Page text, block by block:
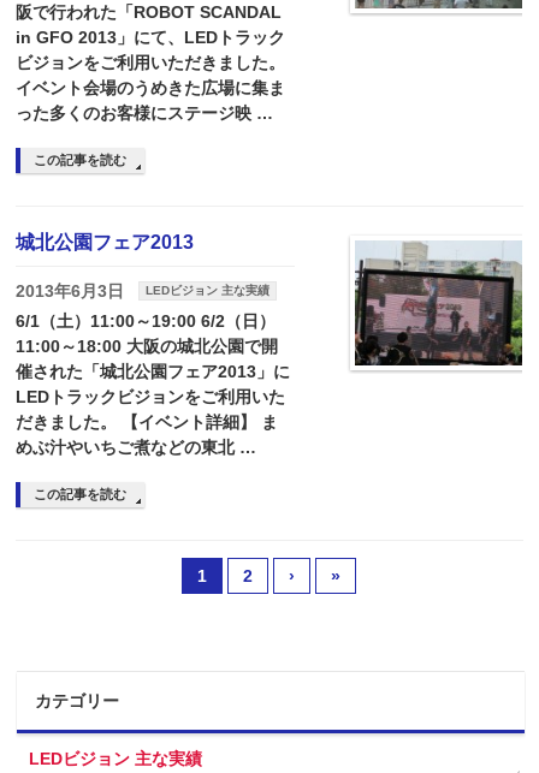
阪で行われた「ROBOT SCANDAL
in GFO 2013」にて、LEDトラック
ビジョンをご利用いただきました。
イベント会場のうめきた広場に集ま
った多くのお客様にステージ映 …
この記事を読む
城北公園フェア2013
2013年6月3日 LEDビジョン 主な実績
6/1（土）11:00～19:00 6/2（日）
11:00～18:00 大阪の城北公園で開
催された「城北公園フェア2013」に
LEDトラックビジョンをご利用いた
だきました。 【イベント詳細】 ま
めぶ汁やいちご煮などの東北 …
この記事を読む
1 2 › »
カテゴリー
LEDビジョン 主な実績